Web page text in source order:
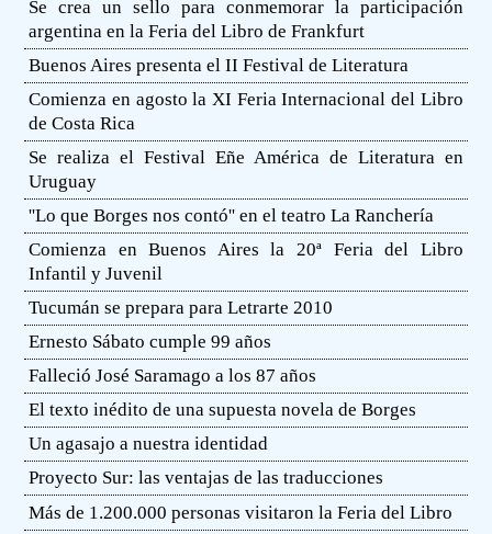
Se crea un sello para conmemorar la participación
argentina en la Feria del Libro de Frankfurt
Buenos Aires presenta el II Festival de Literatura
Comienza en agosto la XI Feria Internacional del Libro
de Costa Rica
Se realiza el Festival Eñe América de Literatura en
Uruguay
''Lo que Borges nos contó'' en el teatro La Ranchería
Comienza en Buenos Aires la 20ª Feria del Libro
Infantil y Juvenil
Tucumán se prepara para Letrarte 2010
Ernesto Sábato cumple 99 años
Falleció José Saramago a los 87 años
El texto inédito de una supuesta novela de Borges
Un agasajo a nuestra identidad
Proyecto Sur: las ventajas de las traducciones
Más de 1.200.000 personas visitaron la Feria del Libro